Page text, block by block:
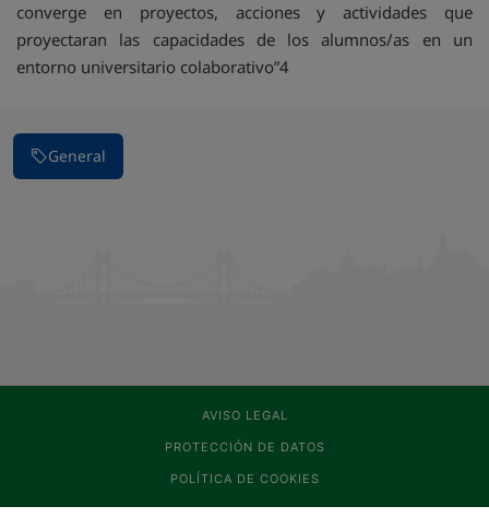
converge en proyectos, acciones y actividades que
proyectaran las capacidades de los alumnos/as en un
entorno universitario colaborativo”4
General
AVISO LEGAL
PROTECCIÓN DE DATOS
POLÍTICA DE COOKIES